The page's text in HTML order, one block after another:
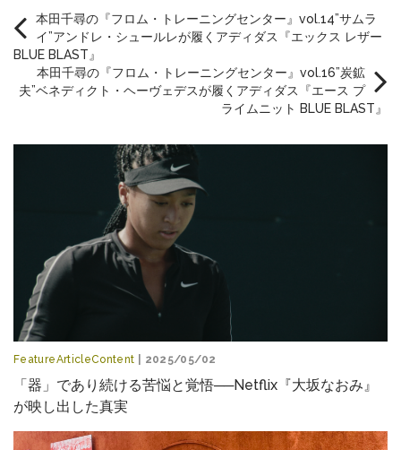
本田千尋の『フロム・トレーニングセンター』vol.14”サムラ
イ”アンドレ・シュールレが履くアディダス『エックス レザー
BLUE BLAST』
本田千尋の『フロム・トレーニングセンター』vol.16”炭鉱
夫”ベネディクト・ヘーヴェデスが履くアディダス『エース プ
ライムニット BLUE BLAST』
FeatureArticleContent | 2025/05/02
「器」であり続ける苦悩と覚悟──Netflix『大坂なおみ』
が映し出した真実